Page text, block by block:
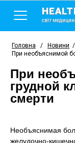
світ
Головна / Новини /
При необъяснимой
При
грудной
смерти
Необъяснимая
желудочно-